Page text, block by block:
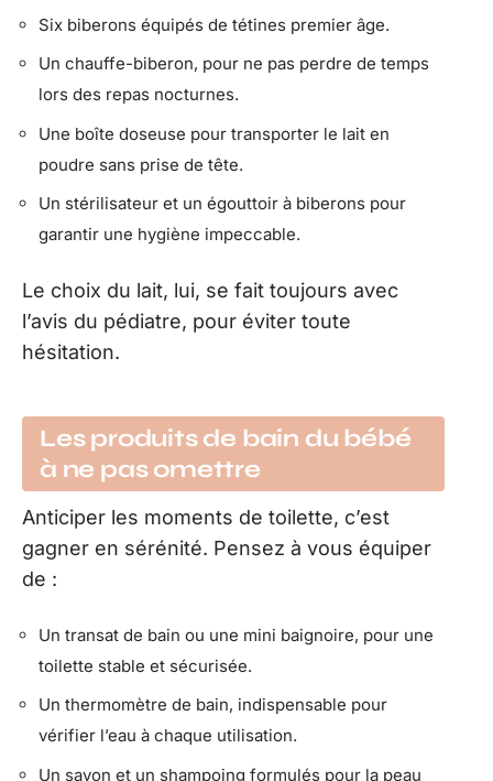
Six biberons équipés de tétines premier âge.
Un chauffe-biberon, pour ne pas perdre de temps
lors des repas nocturnes.
Une boîte doseuse pour transporter le lait en
poudre sans prise de tête.
Un stérilisateur et un égouttoir à biberons pour
garantir une hygiène impeccable.
Le choix du lait, lui, se fait toujours avec
l’avis du pédiatre, pour éviter toute
hésitation.
Les produits de bain du bébé
à ne pas omettre
Anticiper les moments de toilette, c’est
gagner en sérénité. Pensez à vous équiper
de :
Un transat de bain ou une mini baignoire, pour une
toilette stable et sécurisée.
Un thermomètre de bain, indispensable pour
vérifier l’eau à chaque utilisation.
Un savon et un shampoing formulés pour la peau